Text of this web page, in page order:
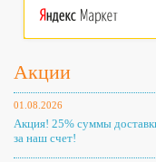
Акции
01.08.2026
Акция! 25% суммы
за наш счет!